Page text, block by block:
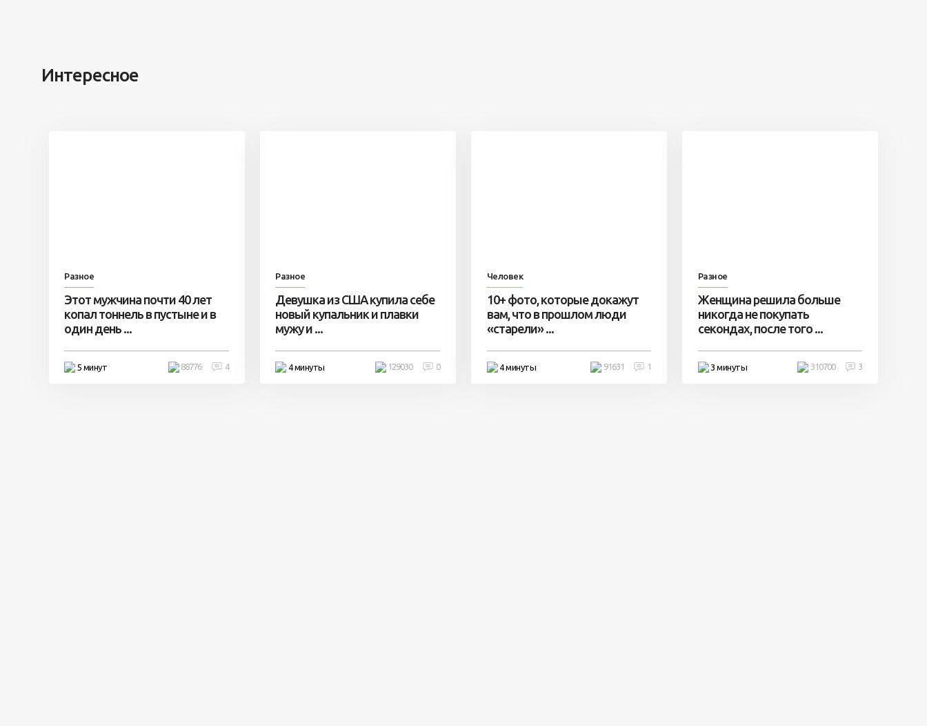
Интересное
Разное
Этот мужчина почти 40 лет
копал тоннель в пустыне и в
один день ...
5 минут 4
88776
Разное
Девушка из США купила себе
новый купальник и плавки
мужу и ...
4 минуты 0
129030
Человек
10+ фото, которые докажут
вам, что в прошлом люди
«старели» ...
4 минуты 1
91631
Разное
Женщина решила больше
никогда не покупать
секондах, после того ...
3 минуты 3
310700